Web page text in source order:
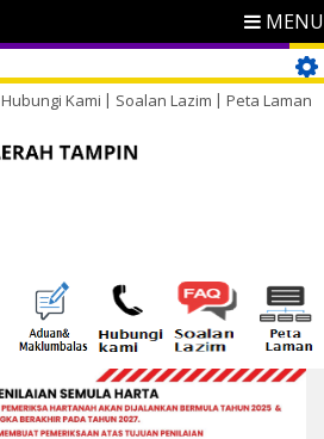
MENU
Hubungi Kami Soalan Lazim Peta Laman